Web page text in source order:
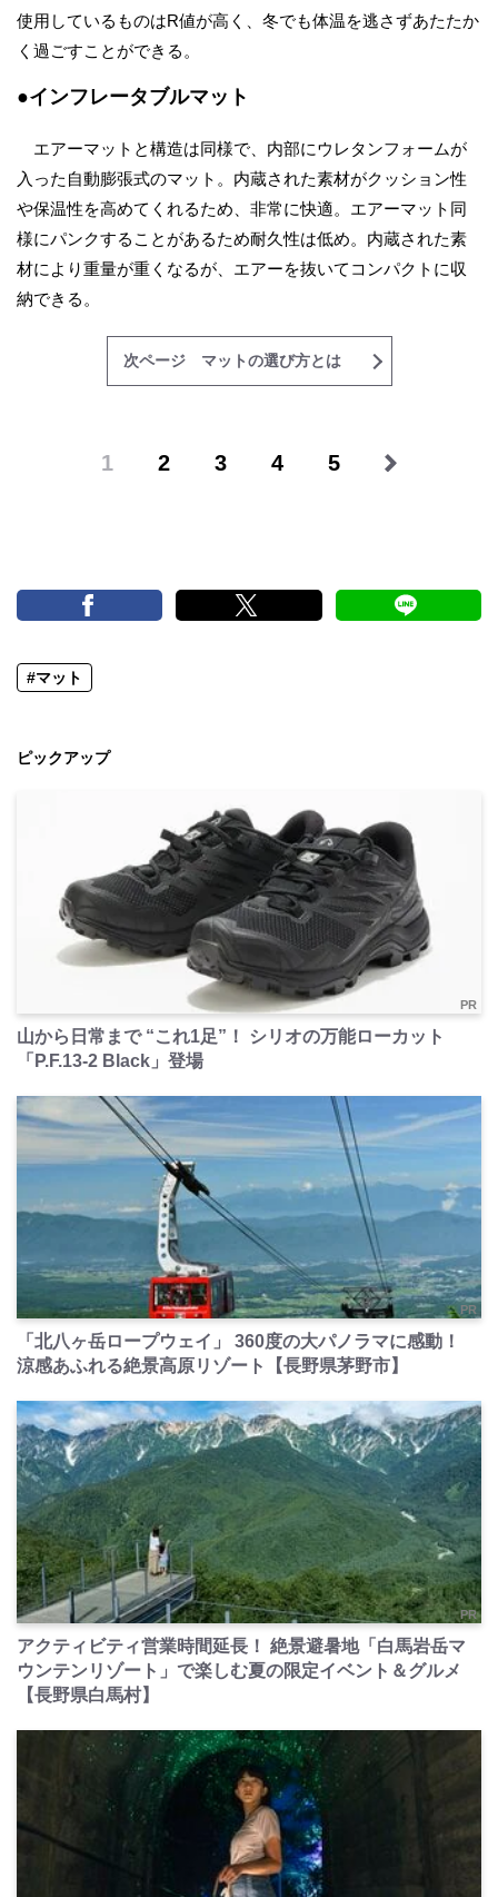
使用しているものはR値が高く、冬でも体温を逃さずあたたか
く過ごすことができる。
●インフレータブルマット
エアーマットと構造は同様で、内部にウレタンフォームが
入った自動膨張式のマット。内蔵された素材がクッション性
や保温性を高めてくれるため、非常に快適。エアーマット同
様にパンクすることがあるため耐久性は低め。内蔵された素
材により重量が重くなるが、エアーを抜いてコンパクトに収
納できる。
次ページ マットの選び方とは
1 2 3 4 5
#マット
ピックアップ
PR
山から日常まで “これ1足”！ シリオの万能ローカット
「P.F.13-2 Black」登場
PR
「北八ヶ岳ロープウェイ」 360度の大パノラマに感動！
涼感あふれる絶景高原リゾート【長野県茅野市】
PR
アクティビティ営業時間延長！ 絶景避暑地「白馬岩岳マ
ウンテンリゾート」で楽しむ夏の限定イベント＆グルメ
【長野県白馬村】